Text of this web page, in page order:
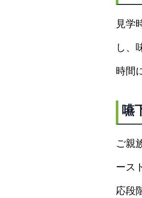
見学
し、
時間
嚥
ご親
ース
応段